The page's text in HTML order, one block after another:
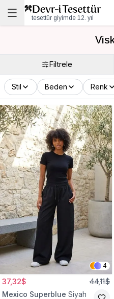
tesettür giyimde 12. yıl
Filtrele
Stil Beden Renk
4
37,32$ 44,11$
Mexico Superblue Siyah